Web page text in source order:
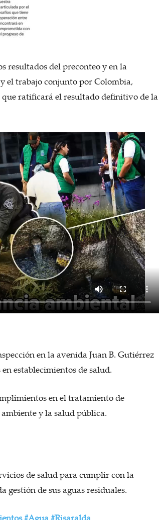
resultados del preconteo y en la
el trabajo conjunto por Colombia,
ratificará el resultado definitivo de la
en la avenida Juan B. Gutiérrez
establecimientos de salud.
en el tratamiento de
y la salud pública.
de salud para cumplir con la
de sus aguas residuales.
#Agua #Risaralda